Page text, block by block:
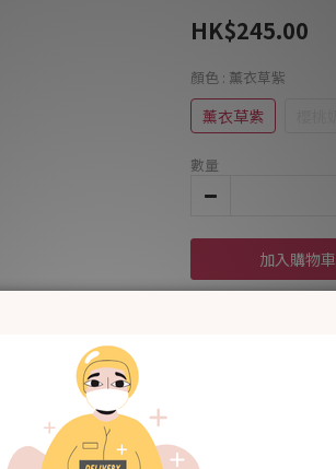
HK$245.00
顏色 : 薰衣草紫
薰衣草紫
數量
加入購物車
送貨及付款方式